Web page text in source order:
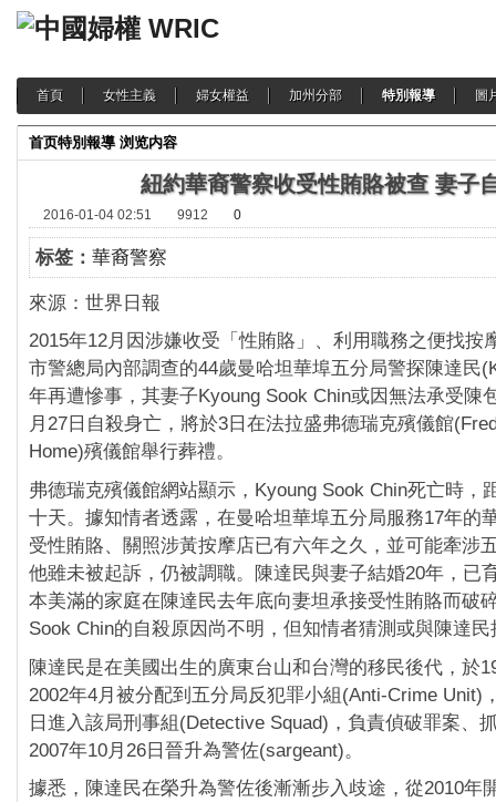
首頁 女性主義 婦女權益 加州分部 特別報導 圖
首页特別報導 浏览内容
紐約華裔警察收受性賄賂被查 妻子
2016-01-04 02:51 9912 0
标签： 華裔警察
來源：世界日報
2015年12月因涉嫌收受「性賄賂」、利用職務之便找按
市警總局內部調查的44歲曼哈坦華埠五分局警探陳達民
年再遭慘事，其妻子Kyoung Sook Chin或因無法承受陳
月27日自殺身亡，將於3日在法拉盛弗德瑞克殯儀館
Home)殯儀館舉行葬禮。
弗德瑞克殯儀館網站顯示，Kyoung Sook Chin死亡時，
十天。據知情者透露，在曼哈坦華埠五分局服務17年的
受性賄賂、關照涉黃按摩店已有六年之久，並可能牽涉
他雖未被起訴，仍被調職。陳達民與妻子結婚20年，已
本美滿的家庭在陳達民去年底向妻坦承接受性賄賂而破
Sook Chin的自殺原因尚不明，但知情者猜測或與陳達
陳達民是在美國出生的廣東台山和台灣的移民後代，於
2002年4月被分配到五分局反犯罪小組(Anti-Crime Unit)
日進入該局刑事組(Detective Squad)，負責偵破罪案、
2007年10月26日晉升為警佐(sargeant)。
據悉，陳達民在榮升為警佐後漸漸步入歧途，從2010年